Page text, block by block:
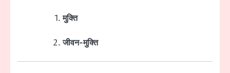
मुक्ति
जीवन-मुक्ति